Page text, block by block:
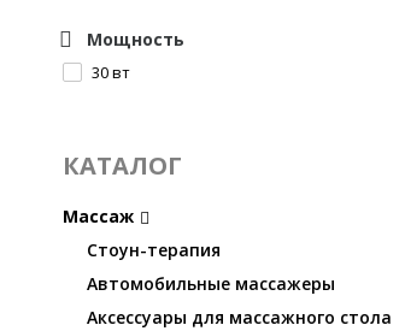
Мощность
30 вт
КАТАЛОГ
Массаж
Стоун-терапия
Автомобильные массажеры
Аксессуары для массажного стола